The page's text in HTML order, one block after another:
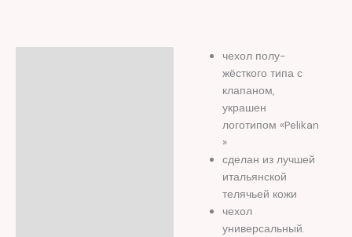
чехол полу-
жёсткого типа с
клапаном,
украшен
логотипом «Pelikan
»
сделан из лучшей
итальянской
телячьей кожи
чехол
универсальный.